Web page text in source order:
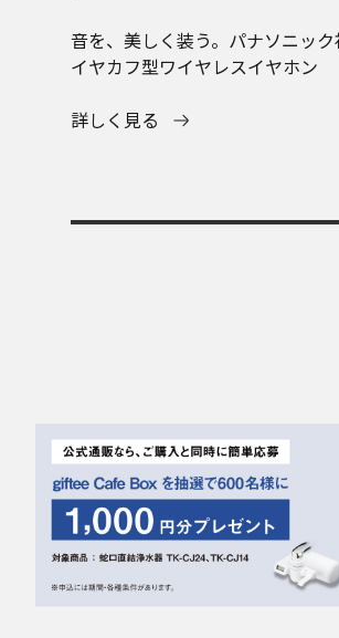
音を、美しく装う。パナソニック
イヤカフ型ワイヤレスイヤホン
詳しく見る